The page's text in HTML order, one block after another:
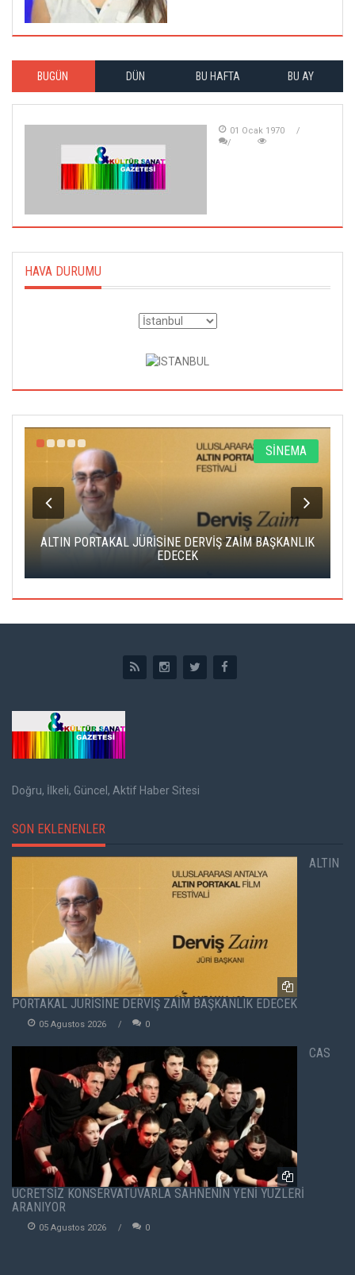
BUGÜN DÜN BU HAFTA BU AY
01 Ocak 1970
HAVA DURUMU
SİNEMA
ALTIN PORTAKAL JÜRİSİNE DERVİŞ ZAİM BAŞKANLIK
EDECEK
Doğru, İlkeli, Güncel, Aktif Haber Sitesi
SON EKLENENLER
ALTIN
PORTAKAL JÜRİSİNE DERVİŞ ZAİM BAŞKANLIK EDECEK
05 Agustos 2026 0
CAS
ÜCRETSİZ KONSERVATUVARLA SAHNENİN YENİ YÜZLERİ
ARANIYOR
05 Agustos 2026 0